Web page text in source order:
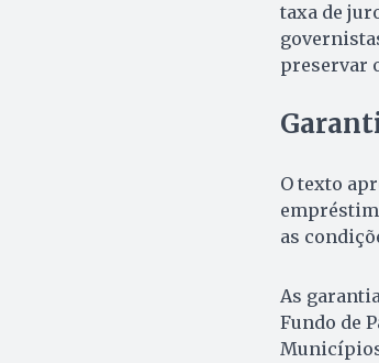
taxa de
preservar
O texto
as
As
Fundo de